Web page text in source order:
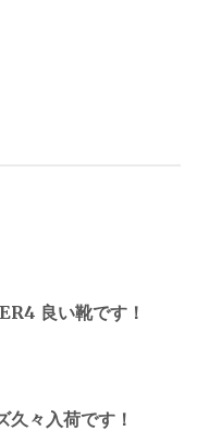
良い靴です！
々入荷です！